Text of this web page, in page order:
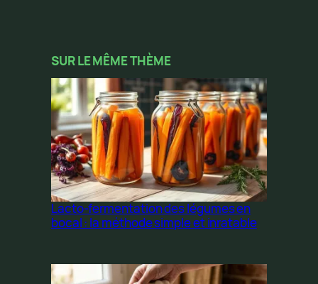
SUR LE MÊME THÈME
Lacto-fermentation des légumes en
bocal : la méthode simple et inratable